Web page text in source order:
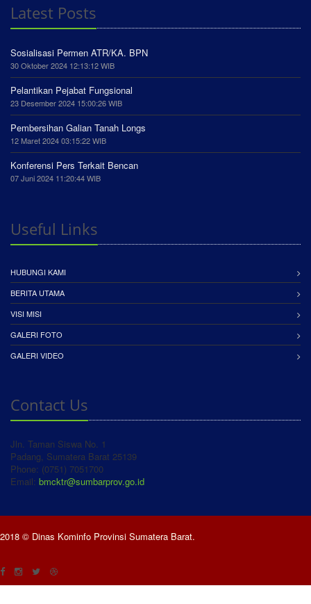
Latest Posts
Sosialisasi Permen ATR/KA. BPN
30 Oktober 2024 12:13:12 WIB
Pelantikan Pejabat Fungsional
23 Desember 2024 15:00:26 WIB
Pembersihan Galian Tanah Longs
12 Maret 2024 03:15:22 WIB
Konferensi Pers Terkait Bencan
07 Juni 2024 11:20:44 WIB
Useful Links
HUBUNGI KAMI
BERITA UTAMA
VISI MISI
GALERI FOTO
GALERI VIDEO
Contact Us
Jln. Taman Siswa No. 1
Padang, Sumatera Barat 25139
Phone: (0751) 7051700
Email: bmcktr@sumbarprov.go.id
2018 © Dinas Kominfo Provinsi Sumatera Barat.